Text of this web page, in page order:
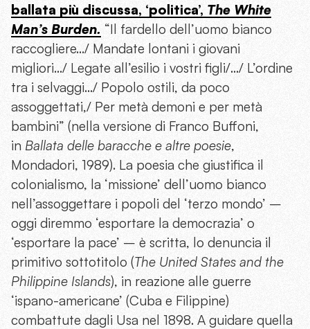
ballata più discussa, ‘politica’, The White
Man’s Burden. “Il fardello dell’uomo bianco
raccogliere…/ Mandate lontani i giovani
migliori…/ Legate all’esilio i vostri figli/…/ L’ordine
tra i selvaggi…/ Popolo ostili, da poco
assoggettati,/ Per metà demoni e per metà
bambini” (nella versione di Franco Buffoni,
in Ballata delle baracche e altre poesie,
Mondadori, 1989). La poesia che giustifica il
colonialismo, la ‘missione’ dell’uomo bianco
nell’assoggettare i popoli del ‘terzo mondo’ –
oggi diremmo ‘esportare la democrazia’ o
‘esportare la pace’ – è scritta, lo denuncia il
primitivo sottotitolo (The United States and the
Philippine Islands), in reazione alle guerre
‘ispano-americane’ (Cuba e Filippine)
combattute dagli Usa nel 1898. A guidare quella